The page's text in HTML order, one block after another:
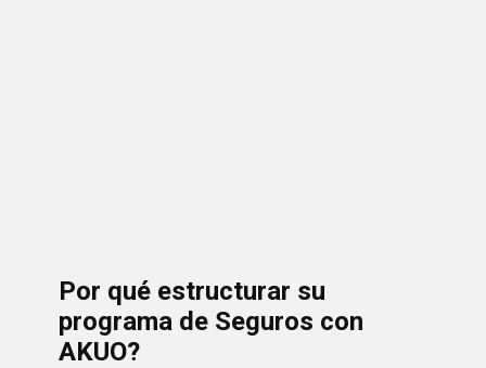
Por qué estructurar su
programa de Seguros con
AKUO?